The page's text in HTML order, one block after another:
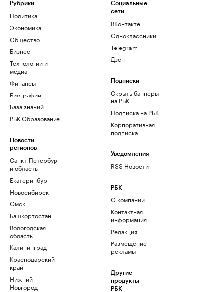
Рубрики
Политика
Экономика
Общество
Бизнес
Технологии и
медиа
Финансы
Биографии
База знаний
РБК Образование
Новости
регионов
Санкт-Петербург
и область
Екатеринбург
Новосибирск
Омск
Башкортостан
Вологодская
область
Калининград
Краснодарский
край
Нижний
Новгород
Социальные
сети
ВКонтакте
Одноклассники
Telegram
Дзен
Подписки
Скрыть баннеры
на РБК
Подписка на РБК
Корпоративная
подписка
Уведомления
RSS Новости
РБК
О компании
Контактная
информация
Редакция
Размещение
рекламы
Другие
продукты
РБК